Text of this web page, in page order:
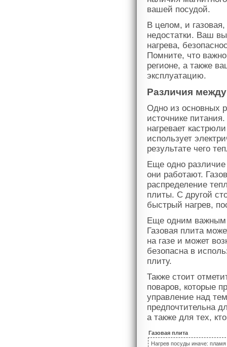
вашей посудой.
В целом, и
недостатки. Ваш
нагрева,
Помните, что
регионе, а также
эксплуатацию.
Различия
Одно из основных
источнике
нагревает
использует
результате чего
Еще одно
они работают.
распределение
плиты. С другой
быстрый нагрев,
Еще одним важным
Газовая плита
на газе и может
безопасна в
плиту.
Также стоит
поваров, которые
управление над
предпочтительна
а также для тех,
Газовая плита
Нагрев посуды иначе: пламя